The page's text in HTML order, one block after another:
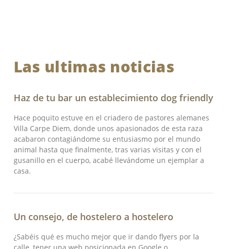
Las ultimas noticias
Haz de tu bar un establecimiento dog friendly
Hace poquito estuve en el criadero de pastores alemanes
Villa Carpe Diem, donde unos apasionados de esta raza
acabaron contagiándome su entusiasmo por el mundo
animal hasta que finalmente, tras varias visitas y con el
gusanillo en el cuerpo, acabé llevándome un ejemplar a
casa.
Un consejo, de hostelero a hostelero
¿Sabéis qué es mucho mejor que ir dando flyers por la